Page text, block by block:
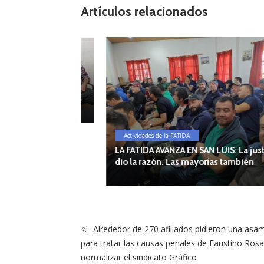
k
Artículos relacionados
Actividades de la FATIDA
LA FATIDA AVANZA EN SAN LUIS: La justicia
dio la razón. Las mayorías también
Alrededor de 270 afiliados pidieron una
para tratar las causas penales de Faustino